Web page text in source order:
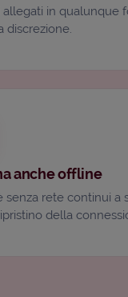
allegati in qualunque
discrezione.
anche offline
senza rete continui a
della